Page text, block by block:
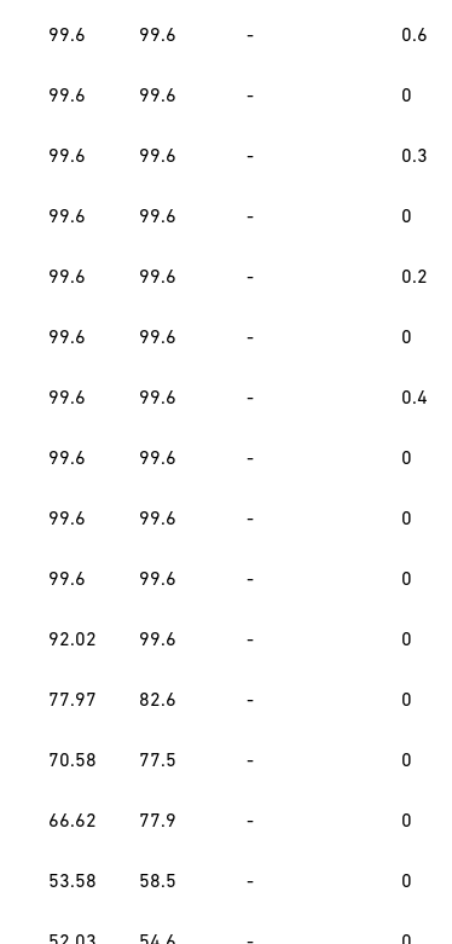
99.6 99.6 - 0.6
99.6 99.6 - 0
99.6 99.6 - 0.3
99.6 99.6 - 0
99.6 99.6 - 0.2
99.6 99.6 - 0
99.6 99.6 - 0.4
99.6 99.6 - 0
99.6 99.6 - 0
99.6 99.6 - 0
92.02 99.6 - 0
77.97 82.6 - 0
70.58 77.5 - 0
66.62 77.9 - 0
53.58 58.5 - 0